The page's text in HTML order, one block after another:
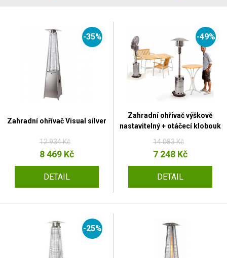
-35%
Zahradní ohřívač Visual silver
12 934 Kč
8 469 Kč
DETAIL
-49%
Zahradní ohřívač výškově
nastavitelný + otáčecí klobouk
14 083 Kč
7 248 Kč
DETAIL
-25%